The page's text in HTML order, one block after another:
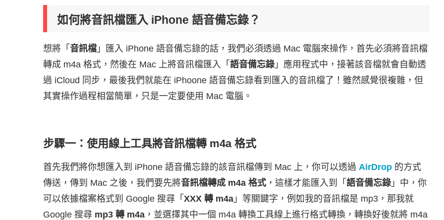
如何將音訊檔匯入 iPhone 語音備忘錄？
想將「 音訊檔 」匯入 iPhone 語音備忘錄的話，我們必須透過 Mac 電腦來操作，首先必須將音訊檔
轉成 m4a 格式，然後在 Mac 上將音訊檔匯入「 語音備忘錄 」應用程式中，接著該音檔就會自動透
過 iCloud 同步，最後我們就能在 iPhoone 語音備忘錄看到匯入的音訊檔了！雖然感覺很複雜，但
其實操作過程相當簡單，只是一定要使用 Mac 電腦。
步驟一：使用線上工具將音訊檔轉 m4a 格式
首先我們將你想匯入到 iPhone 語音備忘錄的該音訊檔傳到 Mac 上，你可以透過 AirDrop 的方式
傳送，傳到 Mac 之後，我們要先將音訊檔轉成 m4a 格式 ，這樣才能匯入到「 語音備忘錄 」中，你
可以依據檔案格式到 Google 搜尋「 XXX 轉 m4a 」等關鍵字，例如我的音訊檔是 mp3，那我就
Google 搜尋 mp3 轉 m4a ，並選擇其中一個 m4a 轉換工具線上進行格式轉換，轉換好後就將 m4a